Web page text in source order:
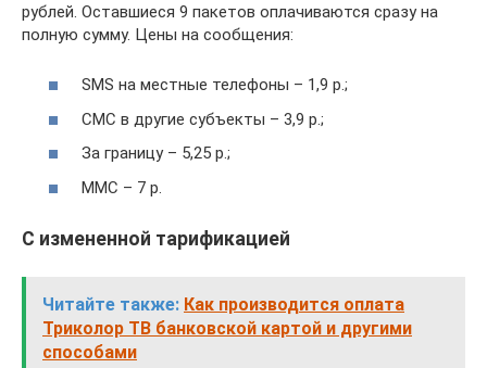
рублей. Оставшиеся 9 пакетов оплачиваются сразу на
полную сумму. Цены на сообщения:
SMS на местные телефоны – 1,9 р.;
СМС в другие субъекты – 3,9 р.;
За границу – 5,25 р.;
ММС – 7 р.
С измененной тарификацией
Читайте также: Как производится оплата
Триколор ТВ банковской картой и другими
способами